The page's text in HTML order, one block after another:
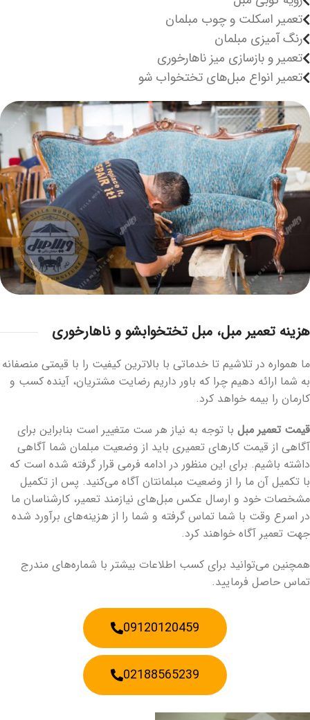
تعمیر اسکلت و چوب مبلمان
رنگ آمیزی مبلمان
تعمیر و بازسازی میز ناهارخوری
تعمیر انواع مبل‌های تختخواب شو
هزینه تعمیر مبل، مبل تختخوابشو و ناهارخوری
ما همواره در تلاشیم تا خدماتی با بالاترین کیفیت را با قیمتی منصفانه
به شما ارائه دهیم چرا که باور داریم رضایت مشتریان، آینده کسب و
کارمان را بیمه خواهد کرد.
قیمت تعمیر مبل با توجه به نیاز هر ست متغییر است بنابراین برای
آگاهی از قیمت کارهای تعمیری باید از وضعیت مبلمان شما آگاهی
داشته باشیم. برای این منظور در ادامه فرمی قرار گرفته شده است که
با تکمیل آن ما را از وضعیت مبلمانتان آگاه می‌کنید. پس از تکمیل
مشخصات خود و ارسال عکس مبل‌های نیازمند تعمیر، کارشناسان ما
در اسرع وقت با شما تماس گرفته و شما را از هزینه‌های برآورد شده
جهت تعمیر آگاه خواهند کرد.
همچنین می‌توانید برای کسب اطلاعات بیشتر با شماره‌های مندرج
تماس حاصل فرمایید.
09120120459
02188565239